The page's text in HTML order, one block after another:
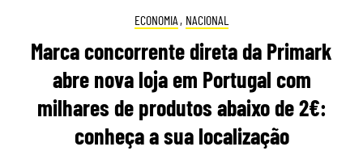
ECONOMIA , NACIONAL
Marca concorrente direta da Primark
abre nova loja em Portugal com
milhares de produtos abaixo de 2€:
conheça a sua localização